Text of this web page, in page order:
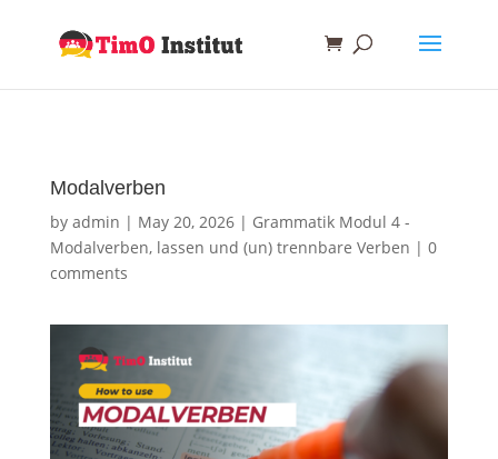
Modalverben
by admin | May 20, 2026| Grammatik Modul 4 -
Modalverben, lassen und (un) trennbare Verben | 0
comments